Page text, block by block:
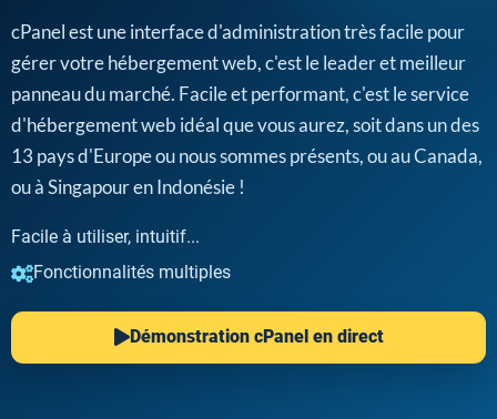
cPanel est une interface d'administration très facile pour
gérer votre hébergement web, c'est le leader et meilleur
panneau du marché. Facile et performant, c'est le service
d'hébergement web idéal que vous aurez, soit dans un des
13 pays d'Europe ou nous sommes présents, ou au Canada,
ou à Singapour en Indonésie !
Facile à utiliser, intuitif...
Fonctionnalités multiples
Démonstration cPanel en direct